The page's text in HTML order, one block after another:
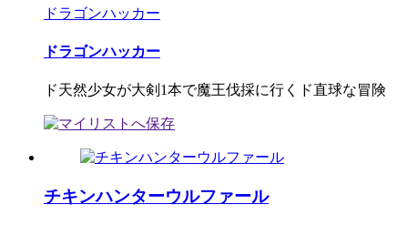
ドラゴンハッカー
ドラゴンハッカー
ド天然少女が大剣1本で魔王伐採に行くド直球な冒険
チキンハンターウルファール